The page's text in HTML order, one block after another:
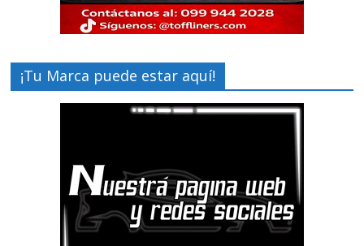
¡Tu Marca puede estar aquí!